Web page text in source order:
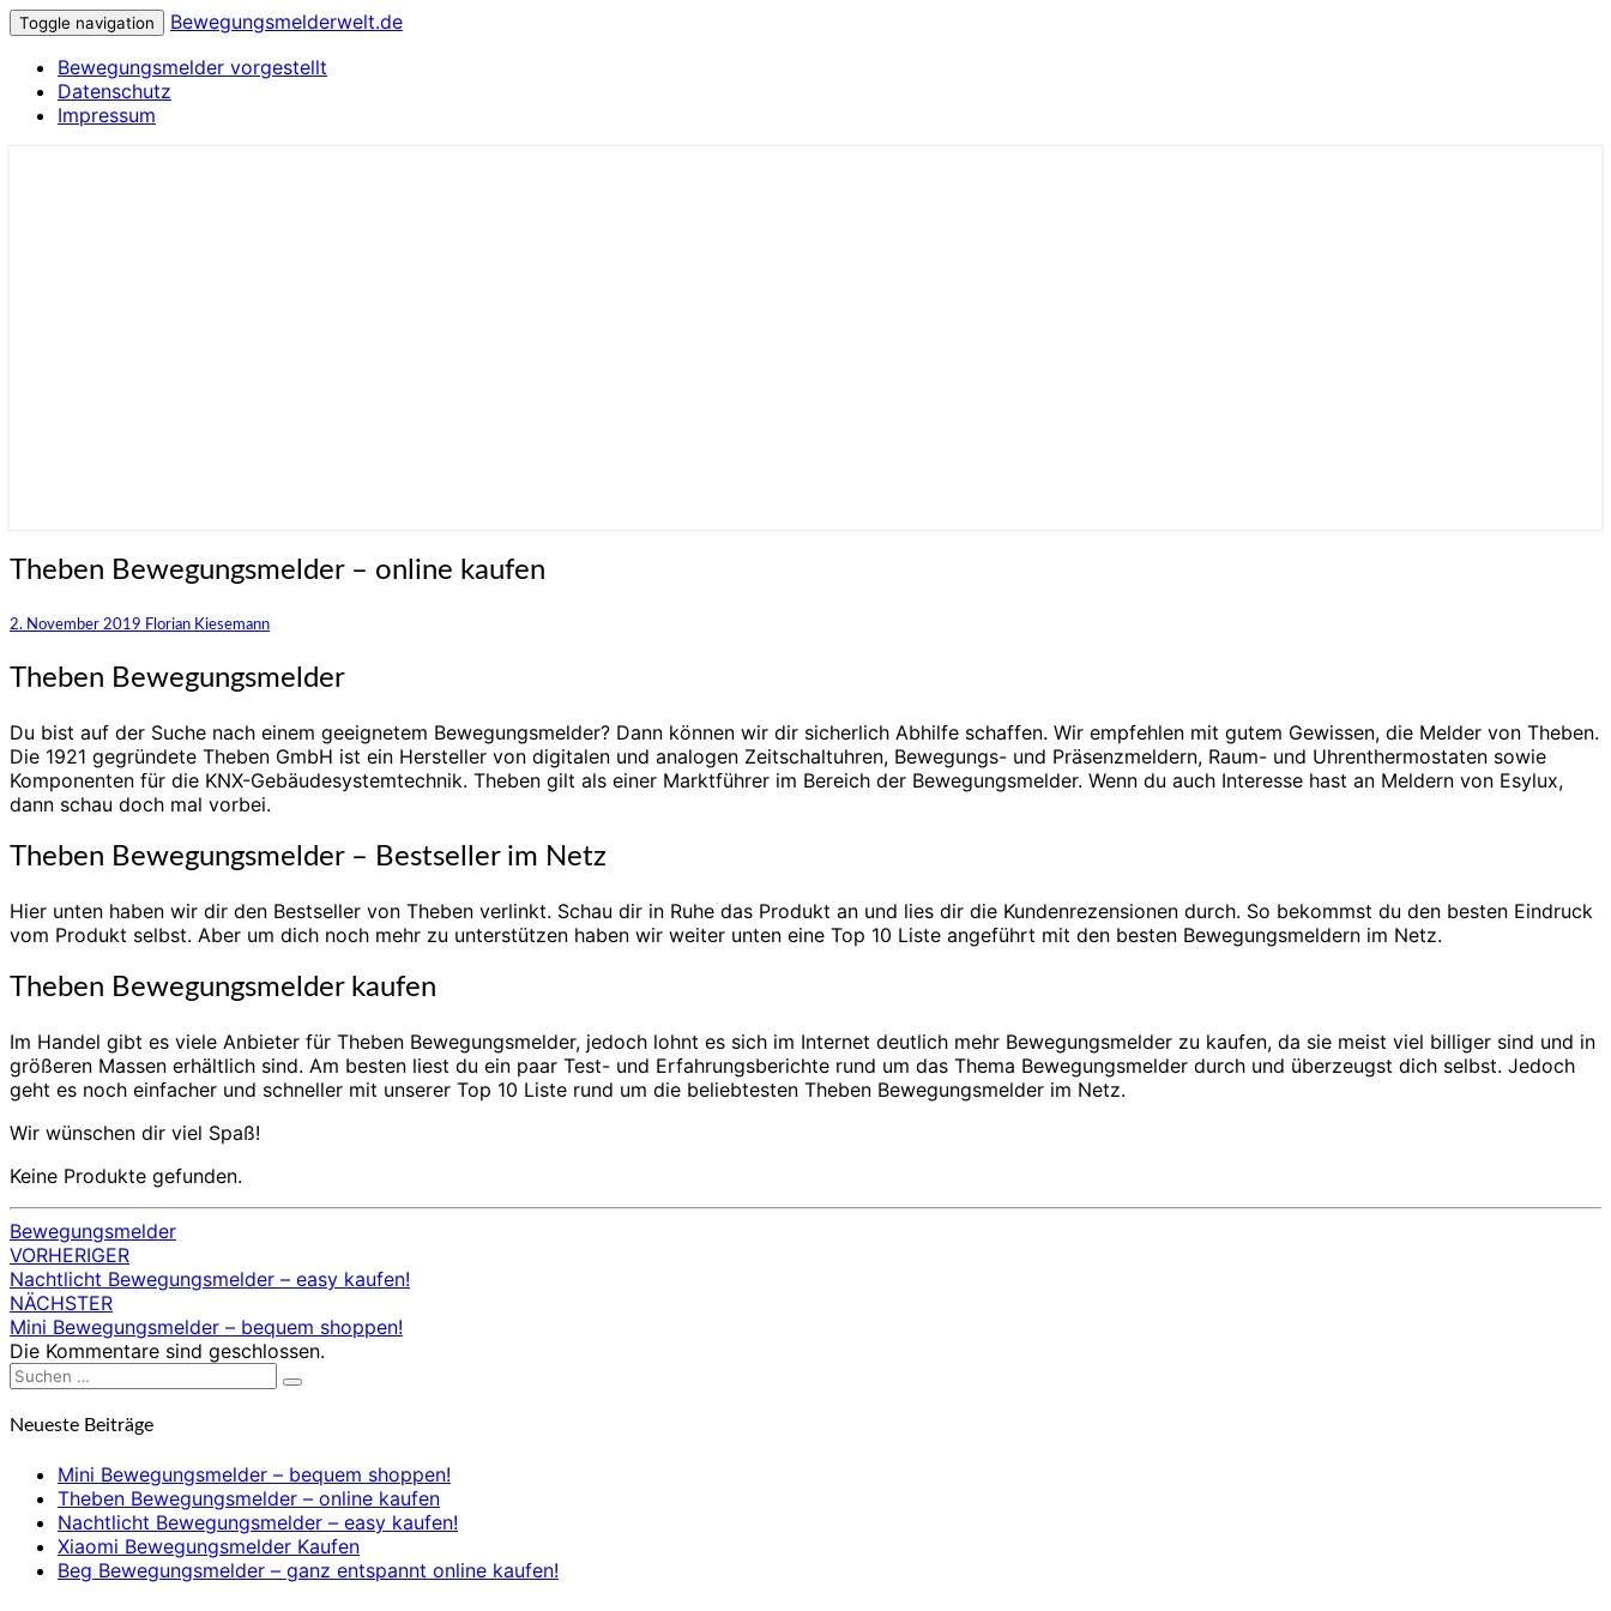
Toggle navigation
Bewegungsmelderwelt.de
Bewegungsmelder vorgestellt
Datenschutz
Impressum
Theben
–
online
Theben Bewegungsmelder – online kaufen
2. November 2019 Florian Kiesemann
Theben Bewegungsmelder
Du bist auf der Suche nach einem geeignetem Bewegungsmelder? Dann können wir dir sicherlich Abhilfe schaffen. Wir empfehlen mit gutem Gewissen, die Melder von Theben.
Die 1921 gegründete Theben GmbH ist ein Hersteller von digitalen und analogen Zeitschaltuhren, Bewegungs- und Präsenzmeldern, Raum- und Uhrenthermostaten sowie
Komponenten für die KNX-Gebäudesystemtechnik. Theben gilt als einer Marktführer im Bereich der Bewegungsmelder. Wenn du auch Interesse hast an Meldern von Esylux,
dann schau doch mal vorbei.
Theben Bewegungsmelder – Bestseller im Netz
Hier unten haben wir dir den Bestseller von Theben verlinkt. Schau dir in Ruhe das Produkt an und lies dir die Kundenrezensionen durch. So bekommst du den besten Eindruck
vom Produkt selbst. Aber um dich noch mehr zu unterstützen haben wir weiter unten eine Top 10 Liste angeführt mit den besten Bewegungsmeldern im Netz.
Theben Bewegungsmelder kaufen
Im Handel gibt es viele Anbieter für Theben Bewegungsmelder, jedoch lohnt es sich im Internet deutlich mehr Bewegungsmelder zu kaufen, da sie meist viel billiger sind und in
größeren Massen erhältlich sind. Am besten liest du ein paar Test- und Erfahrungsberichte rund um das Thema Bewegungsmelder durch und überzeugst dich selbst. Jedoch
geht es noch einfacher und schneller mit unserer Top 10 Liste rund um die beliebtesten Theben Bewegungsmelder im Netz.
Wir wünschen dir viel Spaß!
Keine Produkte gefunden.
Bewegungsmelder
Beitragsnavigation
VORHERIGER
Nachtlicht Bewegungsmelder – easy kaufen!
NÄCHSTER
Mini Bewegungsmelder – bequem shoppen!
Die Kommentare sind geschlossen.
Suchen
nach:
Suchen
Neueste Beiträge
Mini Bewegungsmelder – bequem shoppen!
Theben Bewegungsmelder – online kaufen
Nachtlicht Bewegungsmelder – easy kaufen!
Xiaomi Bewegungsmelder Kaufen
Beg Bewegungsmelder – ganz entspannt online kaufen!